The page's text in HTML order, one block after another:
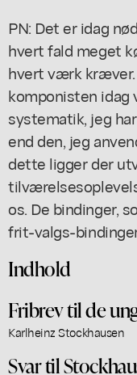
PN: Det er idag
hvert fald meget
hvert værk
komponisten idag
systematik, jeg
end den, jeg
dette ligger der
os. De bindinger,
frit-valgs-
Indhold
Fribrev til de
Karlheinz Stockhausen
Svar til